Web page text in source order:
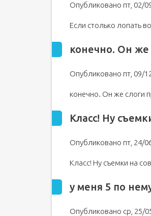
Опубликовано пт, 02/
Если столько лопать
конечно. Он же
Опубликовано пт, 09/
конечно. Он же слоги
Класс! Ну
Опубликовано пт, 24/
Класс! Ну съемки на
у меня 5 по
Опубликовано ср, 25/